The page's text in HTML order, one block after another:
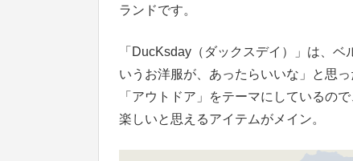
ランドです。
「DucKsday（ダックスデイ）」は、
いうお洋服が、あったらいいな」と思
「アウトドア」をテーマにしているの
楽しいと思えるアイテムがメイン。